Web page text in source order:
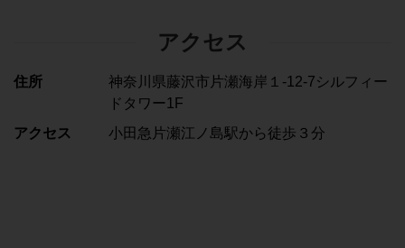
アクセス
住所
神奈川県藤沢市片瀬海岸１-12-7シルフィー
ドタワー1F
アクセス
小田急片瀬江ノ島駅から徒歩３分